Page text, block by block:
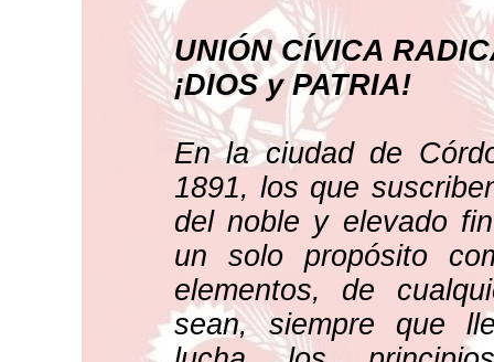
UNIÓN CÍVICA
¡DIOS y PATRIA!
En la ciudad de
1891, los que
del noble y elevado
un solo propósito
elementos, de
sean, siempre que